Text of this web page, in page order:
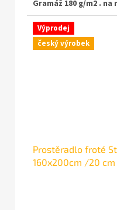
Gramáž 180 g/m2 .
Výprodej
český výrobek
Prostěradlo froté
160x200cm /20 cm